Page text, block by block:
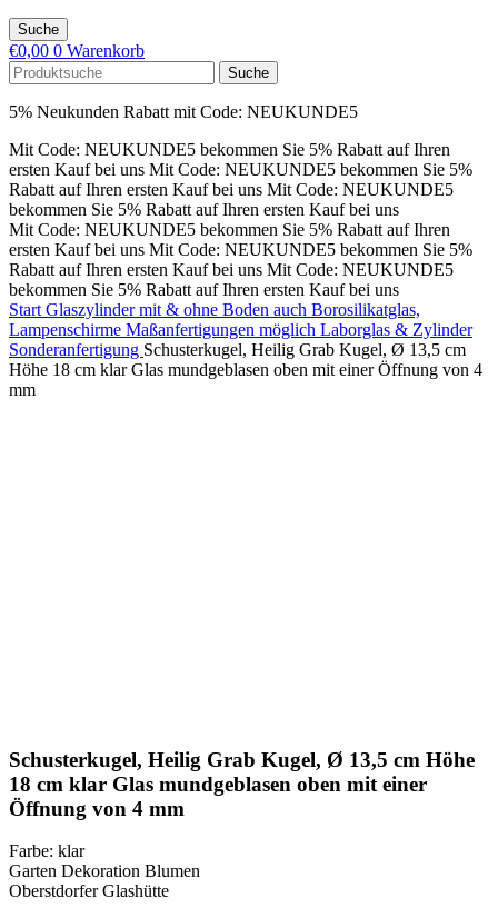
Suche
€0,00 0 Warenkorb
Suche
5% Neukunden Rabatt mit Code: NEUKUNDE5
Mit Code: NEUKUNDE5 bekommen Sie 5% Rabatt auf Ihren
ersten Kauf bei uns Mit Code: NEUKUNDE5 bekommen Sie 5%
Rabatt auf Ihren ersten Kauf bei uns Mit Code: NEUKUNDE5
bekommen Sie 5% Rabatt auf Ihren ersten Kauf bei uns
Mit Code: NEUKUNDE5 bekommen Sie 5% Rabatt auf Ihren
ersten Kauf bei uns Mit Code: NEUKUNDE5 bekommen Sie 5%
Rabatt auf Ihren ersten Kauf bei uns Mit Code: NEUKUNDE5
bekommen Sie 5% Rabatt auf Ihren ersten Kauf bei uns
Start Glaszylinder mit & ohne Boden auch Borosilikatglas,
Lampenschirme Maßanfertigungen möglich Laborglas & Zylinder
Sonderanfertigung Schusterkugel, Heilig Grab Kugel, Ø 13,5 cm
Höhe 18 cm klar Glas mundgeblasen oben mit einer Öffnung von 4
mm
Schusterkugel, Heilig Grab Kugel, Ø 13,5 cm Höhe
18 cm klar Glas mundgeblasen oben mit einer
Öffnung von 4 mm
Farbe: klar
Garten Dekoration Blumen
Oberstdorfer Glashütte